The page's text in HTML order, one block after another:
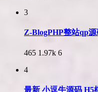
3
Z-BlogPHP整站qp
465 1.97k 6
4
最新 小逗牛源码 H5